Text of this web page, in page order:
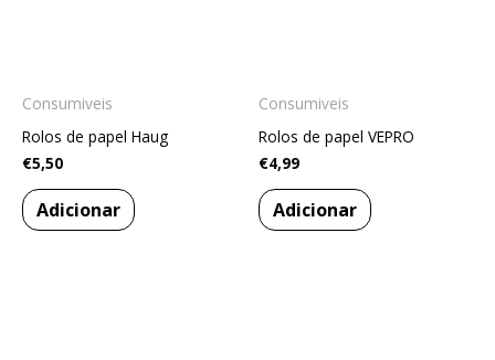
Consumiveis
Rolos de papel Haug
€5,50
Adicionar
Consumiveis
Rolos de papel VEPRO
€4,99
Adicionar